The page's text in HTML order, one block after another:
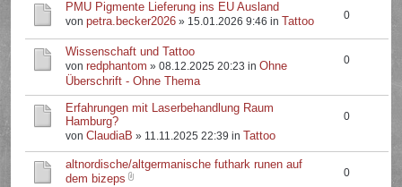
PMU Pigmente Lieferung ins EU Ausland
vonpetra.becker2026 » 15.01.2026 9:46 in Tattoo 0
Wissenschaft und Tattoo
vonredphantom » 08.12.2025 20:23 inOhne
Überschrift - Ohne Thema
0
Erfahrungen mit Laserbehandlung Raum
Hamburg?
vonClaudiaB » 11.11.2025 22:39 in Tattoo
0
altnordische/altgermanische futhark runen auf
dem bizeps
0